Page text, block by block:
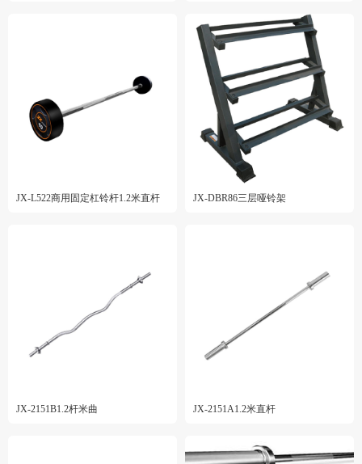
JX-L522商用固定杠铃杆1.2米直杆 JX-DBR86三层哑铃架
JX-2151B1.2杆米曲 JX-2151A1.2米直杆